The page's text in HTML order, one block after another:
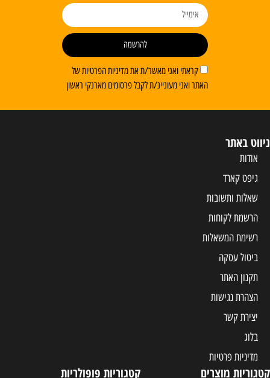
קראתי ואני מאשר/ת את מדיניות הפרטיות של
האתר ואני מעוניינ/ת לקבל פרסומים מארנקי ראשון
להרשמה
ניווט באתר
אודות
גיפט קארד
שאלות ותשובות
הרשמת לקוחות
רשימת המשאלות
ביטול עסקה
תקנון האתר
הצהרת נגישות
יצירת קשר
בלוג
מדיניות פרטיות
קטגוריות מוצרים קטגוריות פופולריות